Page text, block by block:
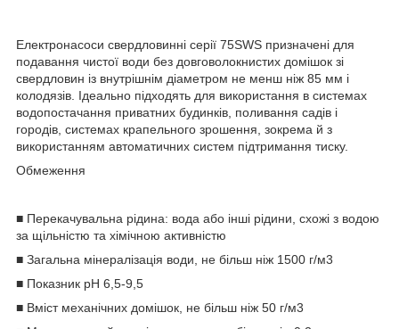
Електронасоси свердловинні серії 75SWS призначені для
подавання чистої води без довговолокнистих домішок зі
свердловин із внутрішнім діаметром не менш ніж 85 мм і
колодязів. Ідеально підходять для використання в системах
водопостачання приватних будинків, поливання садів і
городів, системах крапельного зрошення, зокрема й з
використанням автоматичних систем підтримання тиску.
Обмеження
■ Перекачувальна рідина: вода або інші рідини, схожі з водою
за щільністю та хімічною активністю
■ Загальна мінералізація води, не більш ніж 1500 г/м3
■ Показник pH 6,5-9,5
■ Вміст механічних домішок, не більш ніж 50 г/м3